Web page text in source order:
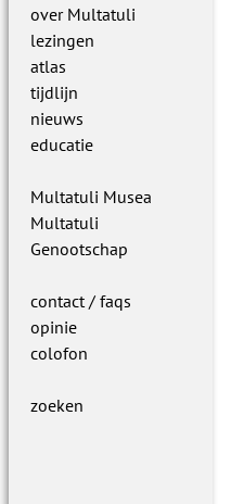
over Multatuli
lezingen
atlas
tijdlijn
nieuws
educatie
Multatuli Musea
Multatuli
Genootschap
contact / faqs
opinie
colofon
zoeken